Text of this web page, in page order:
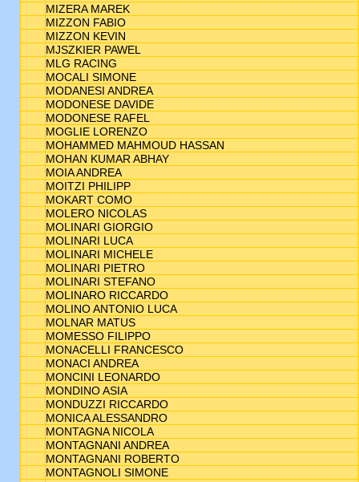
MIZERA MAREK
MIZZON FABIO
MIZZON KEVIN
MJSZKIER PAWEL
MLG RACING
MOCALI SIMONE
MODANESI ANDREA
MODONESE DAVIDE
MODONESE RAFEL
MOGLIE LORENZO
MOHAMMED MAHMOUD HASSAN
MOHAN KUMAR ABHAY
MOIA ANDREA
MOITZI PHILIPP
MOKART COMO
MOLERO NICOLAS
MOLINARI GIORGIO
MOLINARI LUCA
MOLINARI MICHELE
MOLINARI PIETRO
MOLINARI STEFANO
MOLINARO RICCARDO
MOLINO ANTONIO LUCA
MOLNAR MATUS
MOMESSO FILIPPO
MONACELLI FRANCESCO
MONACI ANDREA
MONCINI LEONARDO
MONDINO ASIA
MONDUZZI RICCARDO
MONICA ALESSANDRO
MONTAGNA NICOLA
MONTAGNANI ANDREA
MONTAGNANI ROBERTO
MONTAGNOLI SIMONE